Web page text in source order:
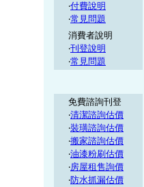
‧付費說明
‧常見問題
消費者說明
‧刊登說明
‧常見問題
免費諮詢刊登
‧清潔諮詢估價
‧裝璜諮詢估價
‧搬家諮詢估價
‧油漆粉刷估價
‧房屋租售詢價
‧防水抓漏估價